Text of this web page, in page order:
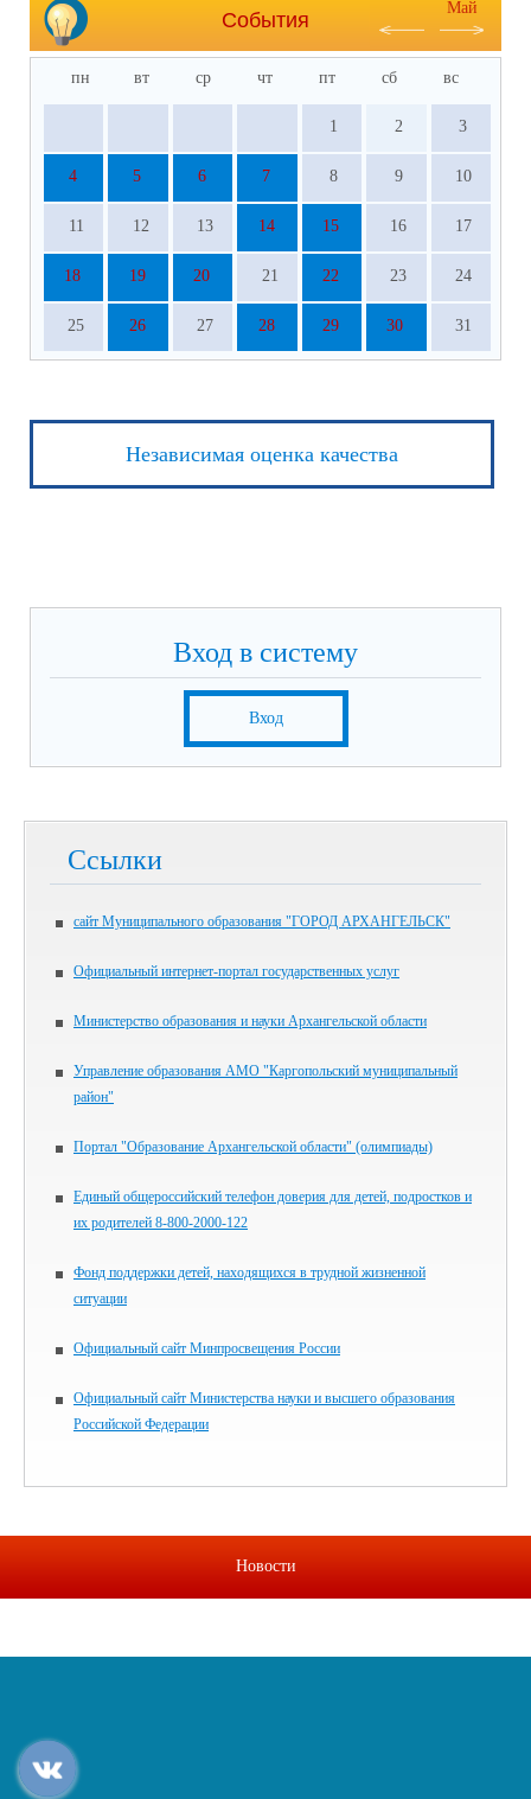
События
Май
пн вт ср чт пт сб вс
1 2 3
4 5 6 7 8 9 10
11 12 13 14 15 16 17
18 19 20 21 22 23 24
25 26 27 28 29 30 31
Независимая оценка качества
Вход в систему
Вход
Ссылки
сайт Муниципального образования "ГОРОД АРХАНГЕЛЬСК"
Официальный интернет-портал государственных услуг
Министерство образования и науки Архангельской области
Управление образования АМО "Каргопольский муниципальный
район"
Портал "Образование Архангельской области" (олимпиады)
Единый общероссийский телефон доверия для детей, подростков и
их родителей 8-800-2000-122
Фонд поддержки детей, находящихся в трудной жизненной
ситуации
Официальный сайт Минпросвещения России
Официальный сайт Министерства науки и высшего образования
Российской Федерации
Новости